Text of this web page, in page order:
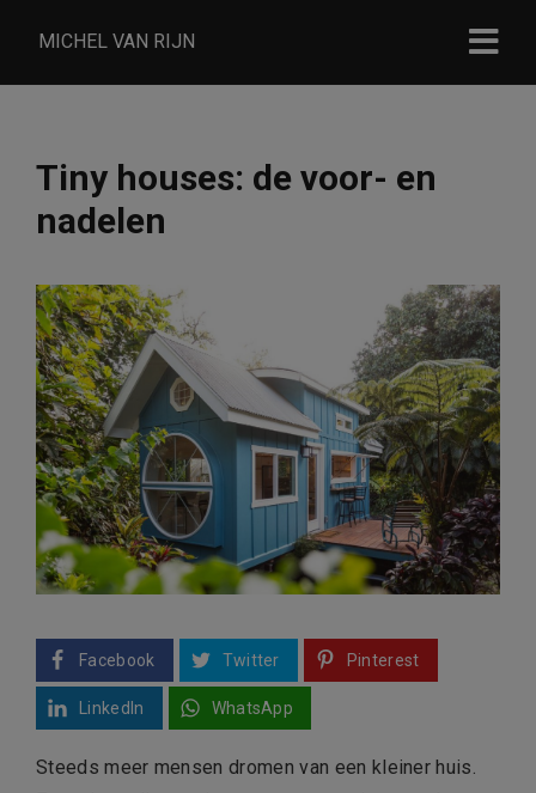
MICHEL VAN RIJN
Tiny houses: de voor- en
nadelen
Facebook Twitter Pinterest
LinkedIn WhatsApp
Steeds meer mensen dromen van een kleiner huis.